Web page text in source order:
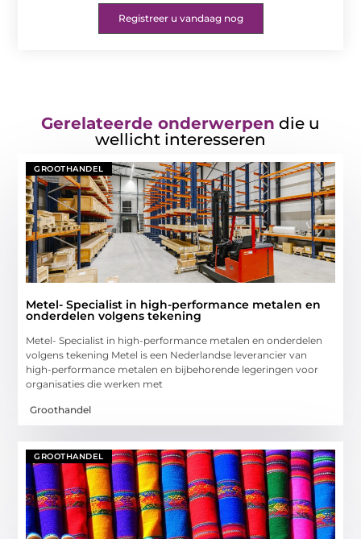
Registreer u vandaag nog
Gerelateerde onderwerpen die u
wellicht interesseren
GROOTHANDEL
Metel- Specialist in high-performance metalen en
onderdelen volgens tekening
Metel- Specialist in high-performance metalen en onderdelen
volgens tekening Metel is een Nederlandse leverancier van
high-performance metalen en bijbehorende legeringen voor
organisaties die werken met
Groothandel
GROOTHANDEL